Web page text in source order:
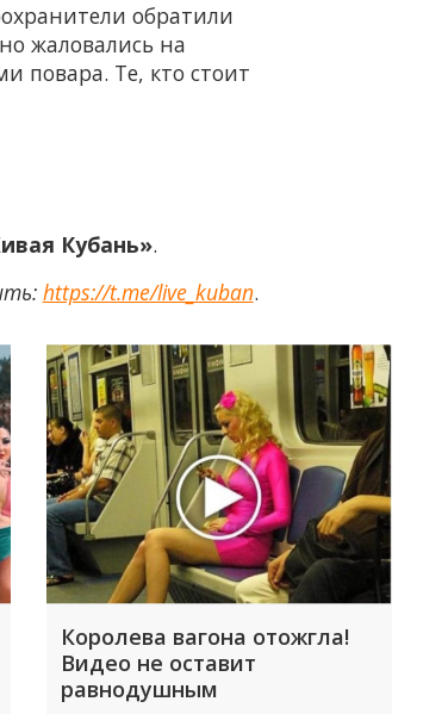
обратили
жаловались на
повара. Те, кто стоит
Кубань».
https://t.me/live_kuban.
Королева вагона отожгла!
Видео не оставит
равнодушным